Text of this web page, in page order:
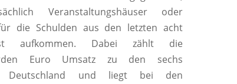
Veranstaltungshäuser oder
die Schulden aus den letzten acht
aufkommen. Dabei zählt die
Euro Umsatz zu den sechs
in Deutschland und liegt bei den